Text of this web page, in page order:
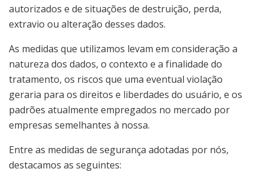
autorizados e de situações de destruição, perda,
extravio ou alteração desses dados.
As medidas que utilizamos levam em consideração a
natureza dos dados, o contexto e a finalidade do
tratamento, os riscos que uma eventual violação
geraria para os direitos e liberdades do usuário, e os
padrões atualmente empregados no mercado por
empresas semelhantes à nossa.
Entre as medidas de segurança adotadas por nós,
destacamos as seguintes: